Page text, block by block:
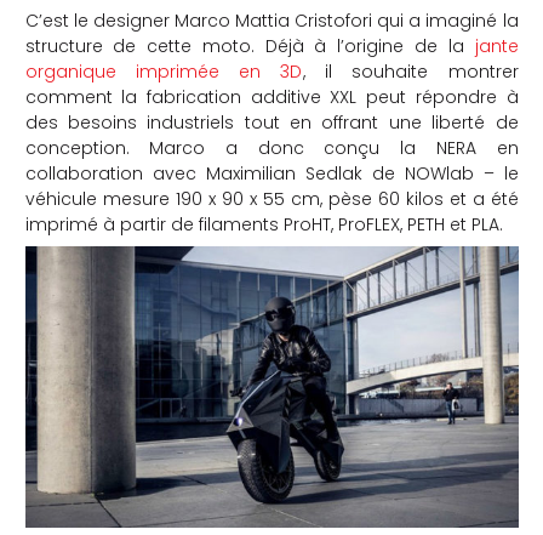
C’est le designer Marco Mattia Cristofori qui a imaginé la
structure de cette moto. Déjà à l’origine de la jante
organique imprimée en 3D, il souhaite montrer
comment la fabrication additive XXL peut répondre à
des besoins industriels tout en offrant une liberté de
conception. Marco a donc conçu la NERA en
collaboration avec Maximilian Sedlak de NOWlab – le
véhicule mesure 190 x 90 x 55 cm, pèse 60 kilos et a été
imprimé à partir de filaments ProHT, ProFLEX, PETH et PLA.